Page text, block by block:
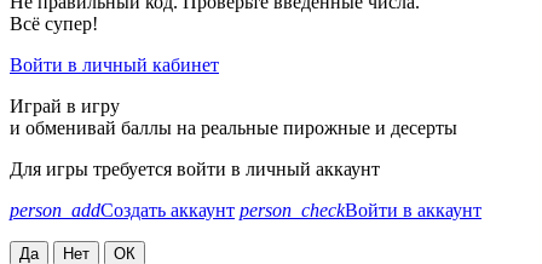
Всё супер!
Войти в личный кабинет
Играй в игру
и обменивай баллы на реальные пирожные и десерты
Для игры требуется войти в личный аккаунт
person_addСоздать аккаунт person_checkВойти в аккаунт
Да Нет
ОК